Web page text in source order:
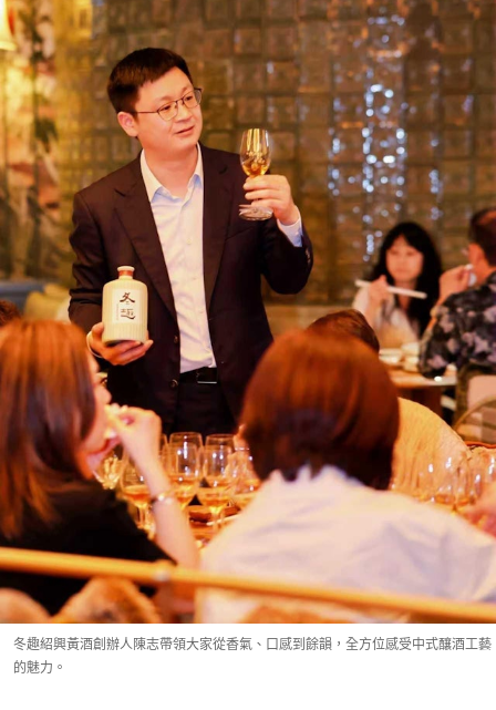
冬趣紹興黃酒創辦人陳志帶領大家從香氣、口感到餘韻，全方位感受中式釀酒工藝
的魅力。